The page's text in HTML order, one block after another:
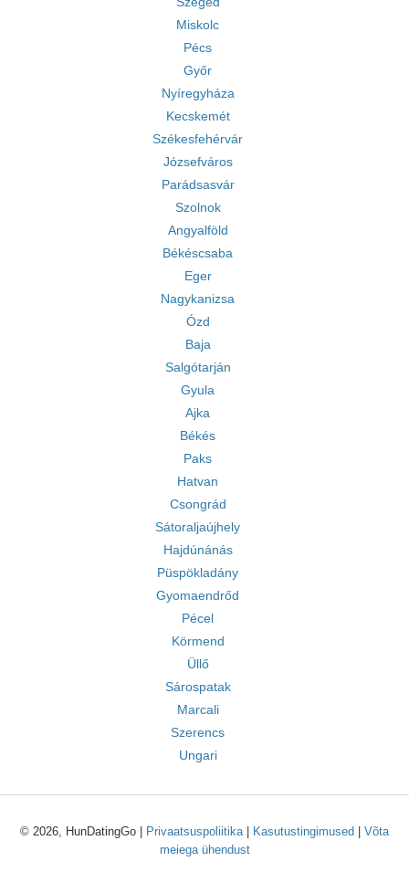
Miskolc
Pécs
Győr
Nyíregyháza
Kecskemét
Székesfehérvár
Józsefváros
Parádsasvár
Szolnok
Angyalföld
Békéscsaba
Eger
Nagykanizsa
Ózd
Baja
Salgótarján
Gyula
Ajka
Békés
Paks
Hatvan
Csongrád
Sátoraljaújhely
Hajdúnánás
Püspökladány
Gyomaendrőd
Pécel
Körmend
Üllő
Sárospatak
Marcali
Szerencs
Ungari
© 2026, HunDatingGo | Privaatsuspoliitika| Kasutustingimused
Võta
meiega ühendust